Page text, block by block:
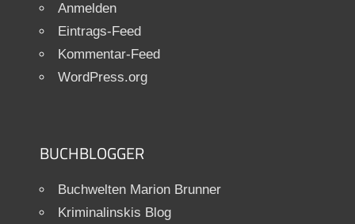
Anmelden
Eintrags-Feed
Kommentar-Feed
WordPress.org
BUCHBLOGGER
Buchwelten Marion Brunner
Kriminalinskis Blog